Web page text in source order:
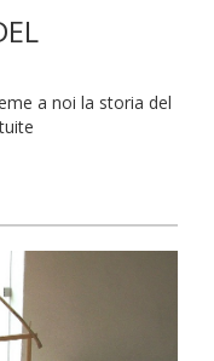
a noi la storia del